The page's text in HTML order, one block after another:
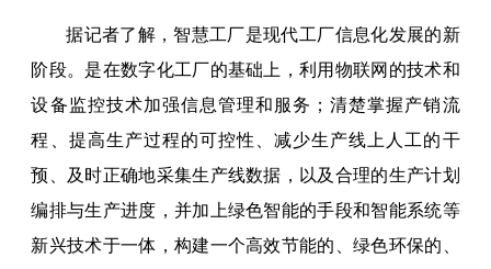
据记者了解，智慧工厂是现代工厂信息化发展的新
阶段。是在数字化工厂的基础上，利用物联网的技术和
设备监控技术加强信息管理和服务；清楚掌握产销流
程、提高生产过程的可控性、减少生产线上人工的干
预、及时正确地采集生产线数据，以及合理的生产计划
编排与生产进度，并加上绿色智能的手段和智能系统等
新兴技术于一体，构建一个高效节能的、绿色环保的、